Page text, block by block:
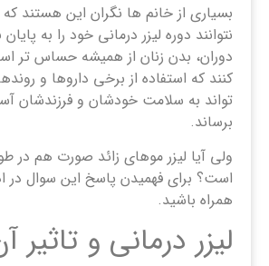
بسیاری از خانم ها نگران این هستند که
نتوانند دوره لیزر درمانی خود را به
دوران، بدن زنان از همیشه حساس تر
کنند که استفاده از برخی داروها و
تواند به سلامت خودشان و فرزندشان
برساند.
ولی آیا لیزر موهای زائد صورت هم در
است؟ برای فهمیدن پاسخ این سوال در
همراه باشید.
لیزر درمانی و تاثیر